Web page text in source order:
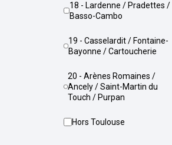
18 - Lardenne / Pradettes /
Basso-Cambo
19 - Casselardit / Fontaine-
Bayonne / Cartoucherie
20 - Arènes Romaines /
Ancely / Saint-Martin du
Touch / Purpan
Hors Toulouse